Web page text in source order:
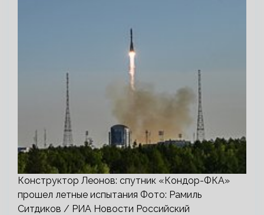
Конструктор Леонов: спутник «Кондор-ФКА»
прошел летные испытания Фото: Рамиль
Ситдиков / РИА Новости Российский